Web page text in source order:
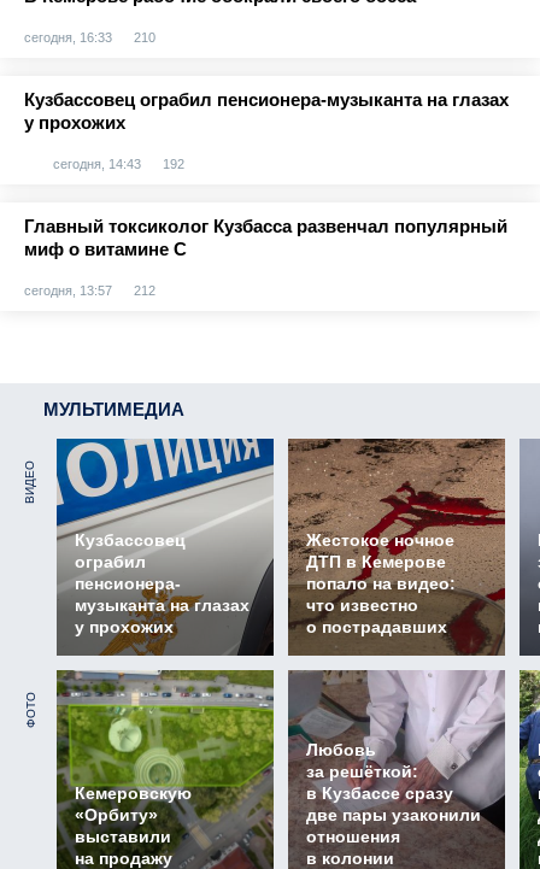
сегодня, 16:33 210
Кузбассовец ограбил пенсионера-музыканта на глазах
у прохожих
сегодня, 14:43 192
Главный токсиколог Кузбасса развенчал популярный
миф о витамине С
сегодня, 13:57 212
МУЛЬТИМЕДИА
ВИДЕО
Кузбассовец
ограбил
пенсионера-
музыканта на глазах
у прохожих
Жестокое ночное
ДТП в Кемерове
попало на видео:
что известно
о пострадавших
ФОТО
Кемеровскую
«Орбиту»
выставили
на продажу
Любовь
за решёткой:
в Кузбассе сразу
две пары узаконили
отношения
в колонии